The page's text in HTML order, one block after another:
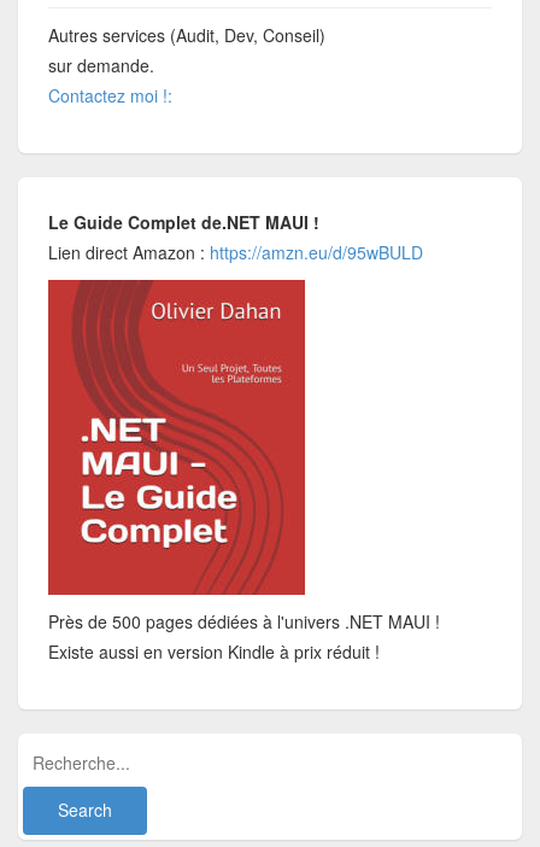
Autres services (Audit, Dev, Conseil)
sur demande.
Contactez moi !:
Le Guide Complet de.NET MAUI !
Lien direct Amazon : https://amzn.eu/d/95wBULD
Près de 500 pages dédiées à l'univers .NET MAUI !
Existe aussi en version Kindle à prix réduit !